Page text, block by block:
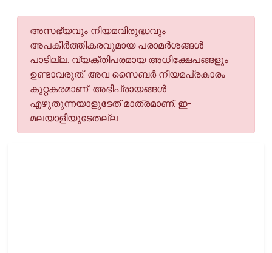
അസഭ്യവും നിയമവിരുദ്ധവും
അപകീര്‍ത്തികരവുമായ പരാമര്‍ശങ്ങള്‍
പാടില്ല. വ്യക്തിപരമായ അധിക്ഷേപങ്ങളും
ഉണ്ടാവരുത്. അവ സൈബര്‍ നിയമപ്രകാരം
കുറ്റകരമാണ്. അഭിപ്രായങ്ങള്‍
എഴുതുന്നയാളുടേത് മാത്രമാണ്. ഇ-
മലയാളിയുടേതല്ല